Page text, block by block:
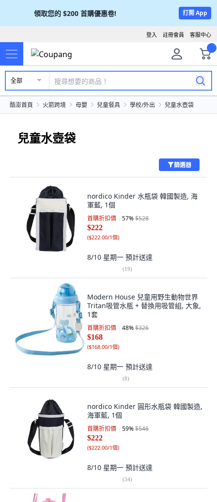
領取您的 $200 首購優惠卷! 打開 App
客服中心
註冊會員
登入
全部
酷澎首頁 火箭跨境 母嬰 兒童餐具 學校/外出 兒童水壺袋
兒童水壺袋
篩選器
nordico Kinder 水瓶袋 韓國製造, 海
軍藍, 1個
首購折扣價 57%$528
$222
($222.00/1個)
8/10 星期一 預計送達
(19)
Modern House 兒童用野生動物世界
Tritan吸管水瓶 + 替換用吸管組, 大象,
1套
首購折扣價 48%$326
$168
($168.00/1個)
8/10 星期一 預計送達
(8)
nordico Kinder 圓形水瓶袋 韓國製造,
海軍藍, 1個
首購折扣價 59%$546
$222
($222.00/1個)
8/10 星期一 預計送達
(34)